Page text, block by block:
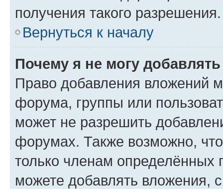
получения такого разрешения.
Вернуться к началу
Почему я не могу
Право добавления вложений
форума, группы или
может не разрешить
форумах. Также возможно,
только членам определённых
можете добавлять вложения,